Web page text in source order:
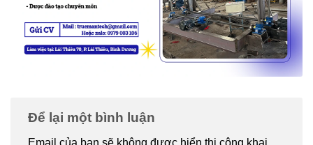
Để lại một bình luận
Email của bạn sẽ không được hiển thị công khai.